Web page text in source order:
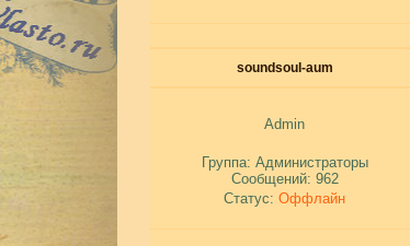
soundsoul-aum
Admin
Группа: Администраторы
Сообщений: 962
Статус: Оффлайн